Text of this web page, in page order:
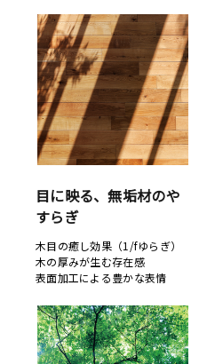
目に映る、無垢材のや
すらぎ
木目の癒し効果（1/fゆらぎ）
木の厚みが生む存在感
表面加工による豊かな表情